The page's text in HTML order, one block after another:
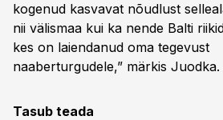
kogenud kasvavat nõudlust
nii välismaa kui ka nende Balti
kes on laiendanud oma tegevust
naaberturgudele,” märkis Juodka.
Tasub teada